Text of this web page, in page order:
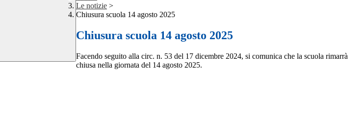
Le notizie >
Chiusura scuola 14 agosto 2025
Chiusura scuola 14 agosto 2025
Facendo seguito alla circ. n. 53 del 17 dicembre 2024, si comunica che la scuola rimarrà
chiusa nella giornata del 14 agosto 2025.